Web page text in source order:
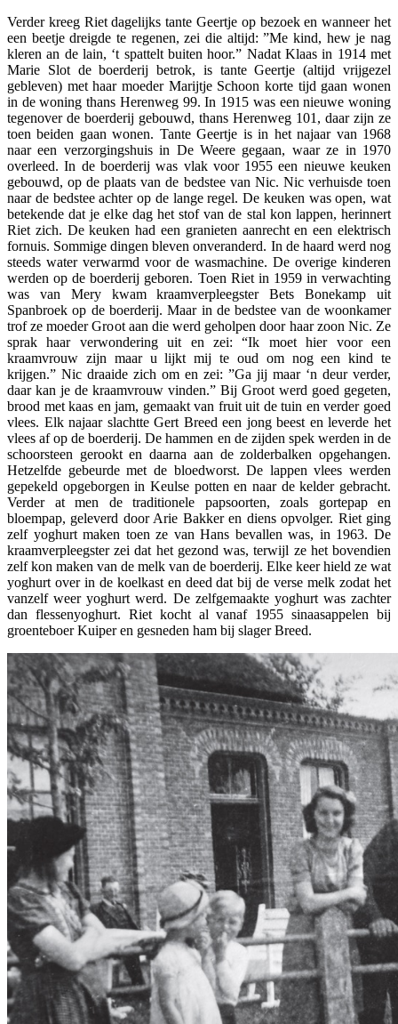
Verder kreeg Riet dagelijks tante Geertje op bezoek en wanneer het
een beetje dreigde te regenen, zei die altijd: ”Me kind, hew je nag
kleren an de lain, ‘t spattelt buiten hoor.” Nadat Klaas in 1914 met
Marie Slot de boerderij betrok, is tante Geertje (altijd vrijgezel
gebleven) met haar moeder Marijtje Schoon korte tijd gaan wonen
in de woning thans Herenweg 99. In 1915 was een nieuwe woning
tegenover de boerderij gebouwd, thans Herenweg 101, daar zijn ze
toen beiden gaan wonen. Tante Geertje is in het najaar van 1968
naar een verzorgingshuis in De Weere gegaan, waar ze in 1970
overleed. In de boerderij was vlak voor 1955 een nieuwe keuken
gebouwd, op de plaats van de bedstee van Nic. Nic verhuisde toen
naar de bedstee achter op de lange regel. De keuken was open, wat
betekende dat je elke dag het stof van de stal kon lappen, herinnert
Riet zich. De keuken had een granieten aanrecht en een elektrisch
fornuis. Sommige dingen bleven onveranderd. In de haard werd nog
steeds water verwarmd voor de wasmachine. De overige kinderen
werden op de boerderij geboren. Toen Riet in 1959 in verwachting
was van Mery kwam kraamverpleegster Bets Bonekamp uit
Spanbroek op de boerderij. Maar in de bedstee van de woonkamer
trof ze moeder Groot aan die werd geholpen door haar zoon Nic. Ze
sprak haar verwondering uit en zei: “Ik moet hier voor een
kraamvrouw zijn maar u lijkt mij te oud om nog een kind te
krijgen.” Nic draaide zich om en zei: ”Ga jij maar ‘n deur verder,
daar kan je de kraamvrouw vinden.” Bij Groot werd goed gegeten,
brood met kaas en jam, gemaakt van fruit uit de tuin en verder goed
vlees. Elk najaar slachtte Gert Breed een jong beest en leverde het
vlees af op de boerderij. De hammen en de zijden spek werden in de
schoorsteen gerookt en daarna aan de zolderbalken opgehangen.
Hetzelfde gebeurde met de bloedworst. De lappen vlees werden
gepekeld opgeborgen in Keulse potten en naar de kelder gebracht.
Verder at men de traditionele papsoorten, zoals gortepap en
bloempap, geleverd door Arie Bakker en diens opvolger. Riet ging
zelf yoghurt maken toen ze van Hans bevallen was, in 1963. De
kraamverpleegster zei dat het gezond was, terwijl ze het bovendien
zelf kon maken van de melk van de boerderij. Elke keer hield ze wat
yoghurt over in de koelkast en deed dat bij de verse melk zodat het
vanzelf weer yoghurt werd. De zelfgemaakte yoghurt was zachter
dan flessenyoghurt. Riet kocht al vanaf 1955 sinaasappelen bij
groenteboer Kuiper en gesneden ham bij slager Breed.